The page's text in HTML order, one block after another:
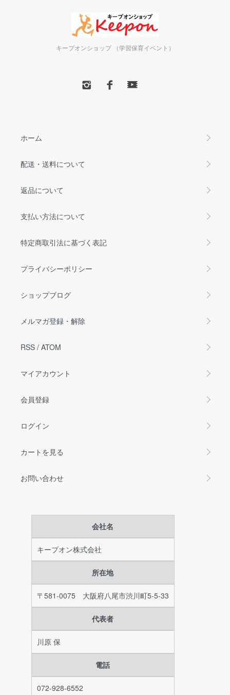
キープオンショップ （学習保育イベント）
ホーム
配送・送料について
返品について
支払い方法について
特定商取引法に基づく表記
プライバシーポリシー
ショップブログ
メルマガ登録・解除
RSS / ATOM
マイアカウント
会員登録
ログイン
カートを見る
お問い合わせ
会社名
キープオン株式会社
所在地
〒581-0075 大阪府八尾市渋川町5-5-33
代表者
川原 保
電話
072-928-6552